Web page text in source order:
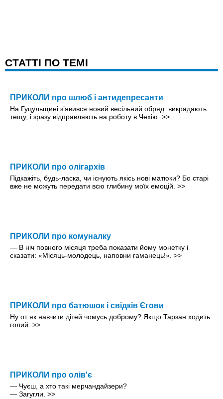
CТАТТІ ПО ТЕМІ
ПРИКОЛИ про шлюб і антидепресанти
На Гуцульщині з’явився новий весільний обряд: викрадають
тещу, і зразу відправляють на роботу в Чехію. >>
ПРИКОЛИ про олігархів
Підкажіть, будь-ласка, чи існують якісь нові матюки? Бо старі
вже не можуть передати всю глибину моїх емоцій. >>
ПРИКОЛИ про комуналку
— В ніч повного місяця треба показати йому монетку і
сказати: «Місяць-молодець, наповни гаманець!». >>
ПРИКОЛИ про батюшок і свідків Єгови
Ну от як навчити дітей чомусь доброму? Якщо Тарзан ходить
голий. >>
ПРИКОЛИ про олів'є
— Чуєш, а хто такі мерчандайзери?
— Загугли. >>